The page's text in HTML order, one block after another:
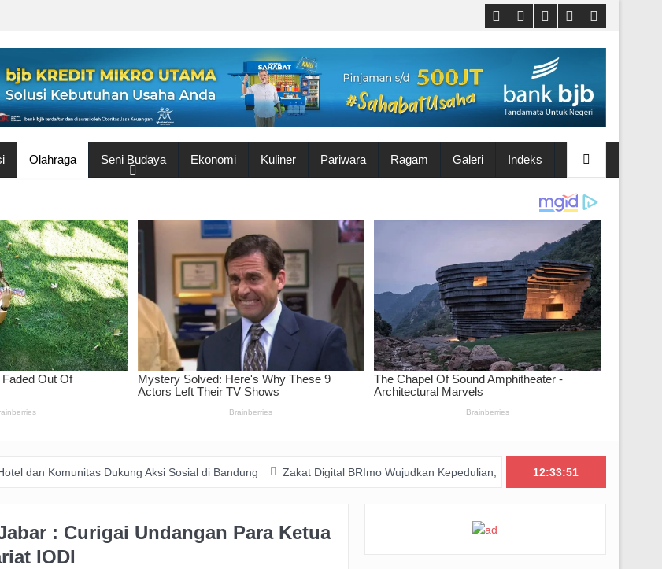
Olahraga Seni Budaya Ekonomi Kuliner Pariwara Ragam Galeri Indeks
Dukung Aksi Sosial di Bandung Zakat Digital BRImo Wujudkan Kepedulian, BAZNAS Jabar Pastikan Bantuan Daging
12:33:53
: Curigai Undangan Para Ketua
IODI